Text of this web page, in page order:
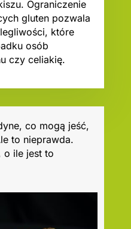
Ograniczenie
gluten pozwala
które
osób
czy celiakię.
co mogą jeść,
to nieprawda.
o ile jest to